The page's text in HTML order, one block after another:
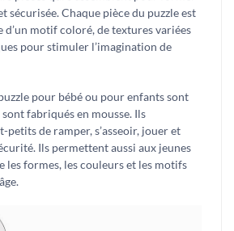
sécurisée. Chaque pièce du puzzle est
d’un motif coloré, de textures variées
pour stimuler l’imagination de
pour bébé ou pour enfants sont
fabriqués en mousse. Ils
de ramper, s’asseoir, jouer et
Ils permettent aussi aux jeunes
les formes, les couleurs et les motifs